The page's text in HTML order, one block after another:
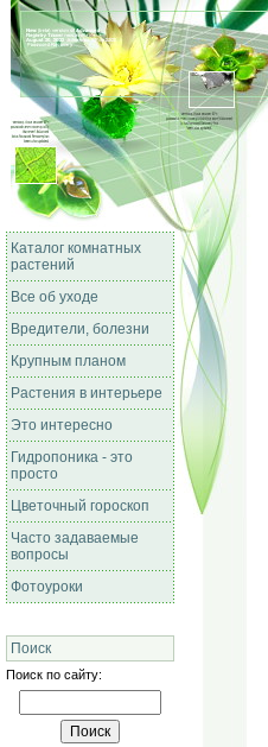
Каталог комнатных
растений
Все об уходе
Вредители, болезни
Крупным планом
Растения в интерьере
Это интересно
Гидропоника - это
просто
Цветочный гороскоп
Часто задаваемые
вопросы
Фотоуроки
Поиск
Поиск по сайту: